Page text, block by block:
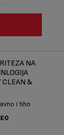
NA
CLEAN &
i tiho